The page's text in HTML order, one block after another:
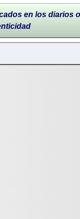
en los diarios